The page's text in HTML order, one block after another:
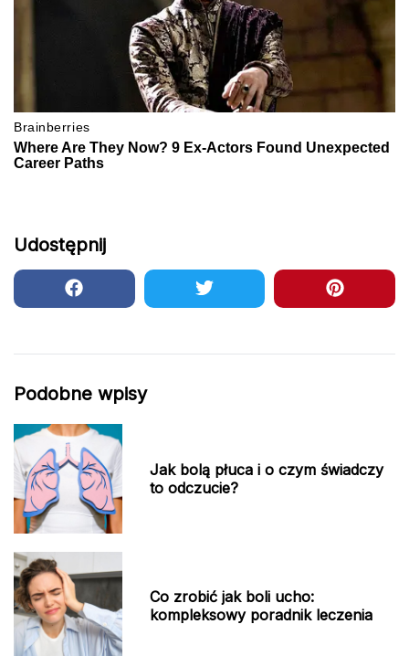
Udostępnij
Podobne wpisy
Jak bolą płuca i o czym świadczy
to odczucie?
Co zrobić jak boli ucho:
kompleksowy poradnik leczenia